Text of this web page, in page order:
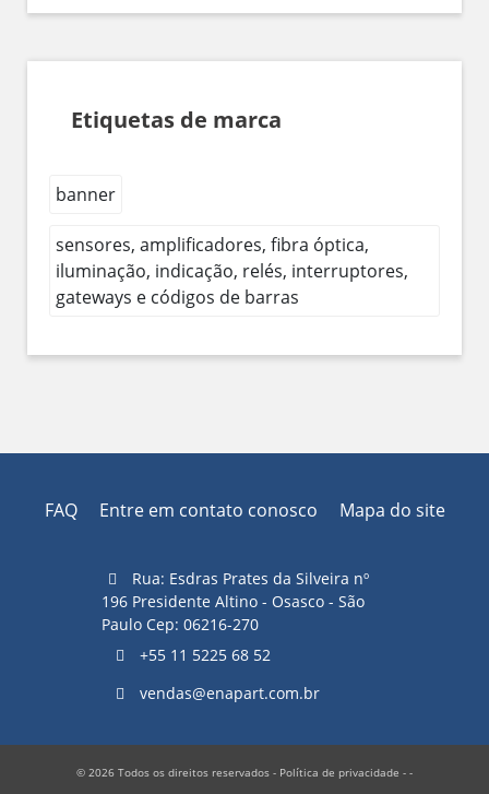
Etiquetas de marca
banner
sensores, amplificadores, fibra óptica,
iluminação, indicação, relés, interruptores,
gateways e códigos de barras
FAQ Entre em contato conosco Mapa do site
Rua: Esdras Prates da Silveira nº
196 Presidente Altino - Osasco - São
Paulo Cep: 06216-270
+55 11 5225 68 52
vendas@enapart.com.br
© 2026 Todos os direitos reservados - Política de privacidade - -